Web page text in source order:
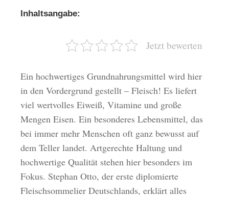
Inhaltsangabe:
Jetzt bewerten
Ein hochwertiges Grundnahrungsmittel wird hier
in den Vordergrund gestellt – Fleisch! Es liefert
viel wertvolles Eiweiß, Vitamine und große
Mengen Eisen. Ein besonderes Lebensmittel, das
bei immer mehr Menschen oft ganz bewusst auf
dem Teller landet. Artgerechte Haltung und
hochwertige Qualität stehen hier besonders im
Fokus. Stephan Otto, der erste diplomierte
Fleischsommelier Deutschlands, erklärt alles